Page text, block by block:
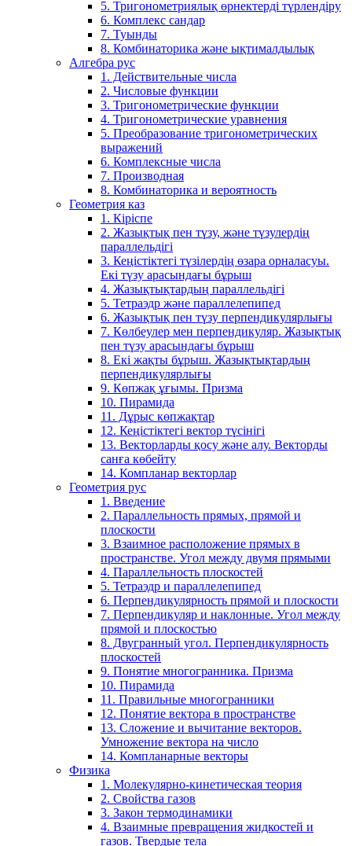
5. Тригонометриялық өрнектерді түрлендіру
6. Комплекс сандар
7. Туынды
8. Комбинаторика және ықтималдылық
Алгебра рус
1. Действительные числа
2. Числовые функции
3. Тригонометрические функции
4. Тригонометрические уравнения
5. Преобразование тригонометрических
выражений
6. Комплексные числа
7. Производная
8. Комбинаторика и вероятность
Геометрия каз
1. Кіріспе
2. Жазықтық пен түзу, және түзулердің
параллельдігі
3. Кеңістіктегі түзілердің өзара орналасуы.
Екі түзу арасындағы бұрыш
4. Жазықтықтардың параллельдігі
5. Тетраэдр және параллелепипед
6. Жазықтық пен түзу перпендикулярлығы
7. Көлбеулер мен перпендикуляр. Жазықтық
пен түзу арасындағы бұрыш
8. Екі жақты бұрыш. Жазықтықтардың
перпендикулярлығы
9. Көпжақ ұғымы. Призма
10. Пирамида
11. Дұрыс көпжақтар
12. Кеңістіктегі вектор түсінігі
13. Векторларды қосу және алу. Векторды
санға көбейту
14. Компланар векторлар
Геометрия рус
1. Введение
2. Параллельность прямых, прямой и
плоскости
3. Взаимное расположение прямых в
пространстве. Угол между двумя прямыми
4. Параллельность плоскостей
5. Тетраэдр и параллелепипед
6. Перпендикулярность прямой и плоскости
7. Перпендикуляр и наклонные. Угол между
прямой и плоскостью
8. Двугранный угол. Перпендикулярность
плоскостей
9. Понятие многогранника. Призма
10. Пирамида
11. Правильные многогранники
12. Понятие вектора в пространстве
13. Сложение и вычитание векторов.
Умножение вектора на число
14. Компланарные векторы
Физика
1. Молекулярно-кинетическая теория
2. Свойства газов
3. Закон термодинамики
4. Взаимные превращения жидкостей и
газов. Твердые тела